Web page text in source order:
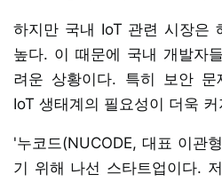
하지만 국내 IoT 관련 시장은
높다. 이 때문에 국내 개발자
려운 상황이다. 특히 보안 문
IoT 생태계의 필요성이 더욱
'누코드(NUCODE, 대표 이관
기 위해 나선 스타트업이다.